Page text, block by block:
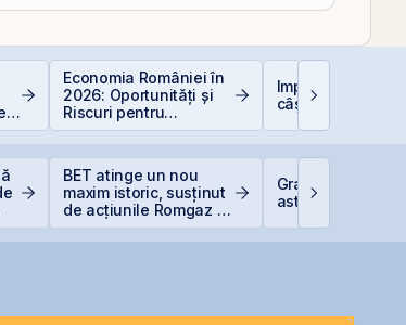
Economia României în
2026: Oportunități și
Riscuri pentru
Investitori
Impozitarea
câștigurilor la
BET atinge un nou
maxim istoric, susținut
de acțiunile Romgaz și
Graffiti Plus
astăzi pe piața